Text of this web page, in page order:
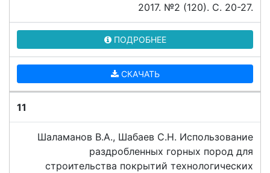
2017. №2 (120). C. 20-27.
ПОДРОБНЕЕ
СКАЧАТЬ
11
Шаламанов В.А., Шабаев С.Н. Использование
раздробленных горных пород для
строительства покрытий технологических